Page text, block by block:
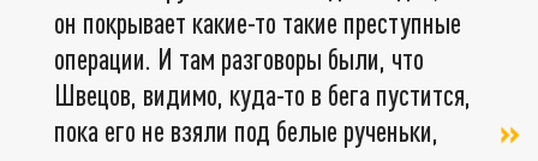
он покрывает какие-то такие преступные
операции. И там разговоры были, что
Швецов, видимо, куда-то в бега пустится,
пока его не взяли под белые рученьки,